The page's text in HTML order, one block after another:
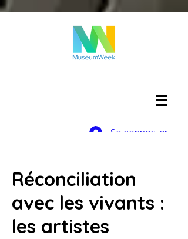
Se connecter
Réconciliation
avec les vivants :
les artistes